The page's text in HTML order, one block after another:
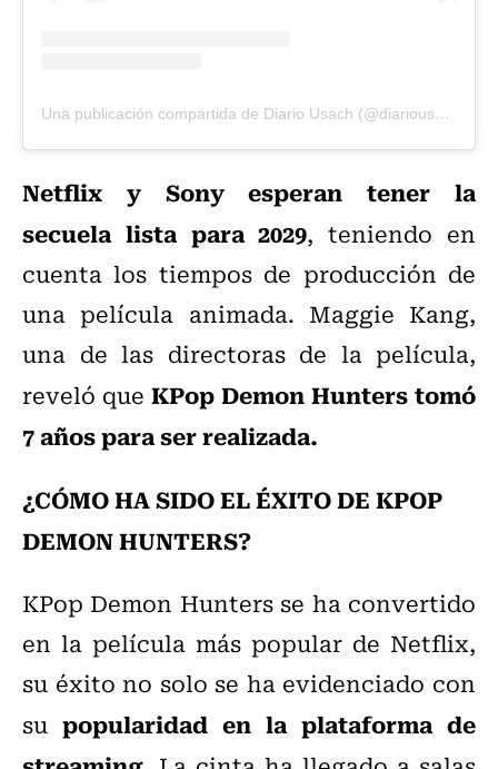
Una publicación compartida de Diario Usach (@diariousach)
Netflix y Sony esperan tener la
secuela lista para 2029, teniendo en
cuenta los tiempos de producción de
una película animada. Maggie Kang,
una de las directoras de la película,
reveló que KPop Demon Hunters tomó
7 años para ser realizada.
¿CÓMO HA SIDO EL ÉXITO DE KPOP
DEMON HUNTERS?
KPop Demon Hunters se ha convertido
en la película más popular de Netflix,
su éxito no solo se ha evidenciado con
su popularidad en la plataforma de